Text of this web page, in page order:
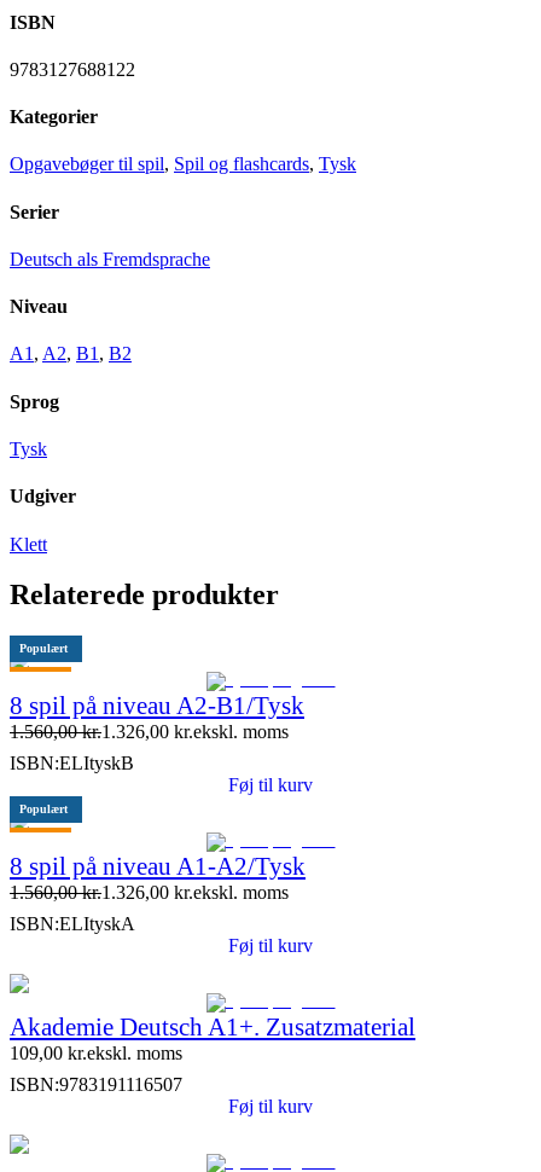
ISBN
9783127688122
Kategorier
Opgavebøger til spil, Spil og flashcards, Tysk
Serier
Deutsch als Fremdsprache
Niveau
A1, A2, B1, B2
Sprog
Tysk
Udgiver
Klett
Relaterede produkter
Populært
8 spil på niveau A2-B1/Tysk
1.560,00kr.1.326,00 kr.ekskl. moms
ISBN:ELItyskB
Føj til kurv
Populært
8 spil på niveau A1-A2/Tysk
1.560,00kr.1.326,00 kr.ekskl. moms
ISBN:ELItyskA
Føj til kurv
Akademie Deutsch A1+. Zusatzmaterial
109,00 kr.ekskl. moms
ISBN:9783191116507
Føj til kurv